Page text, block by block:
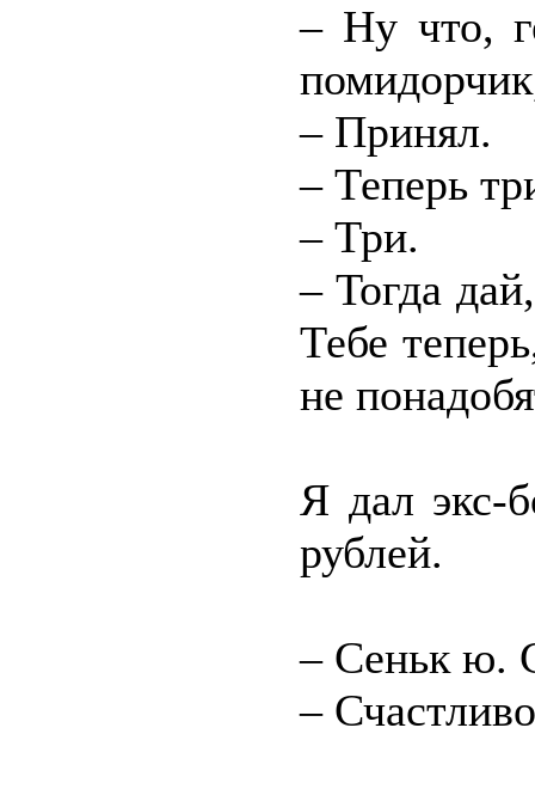
– Ну что,
– Принял.
– Теперь
– Три.
– Тогда
Тебе
не
Я дал экс-
рублей.
– Сеньк ю.
–